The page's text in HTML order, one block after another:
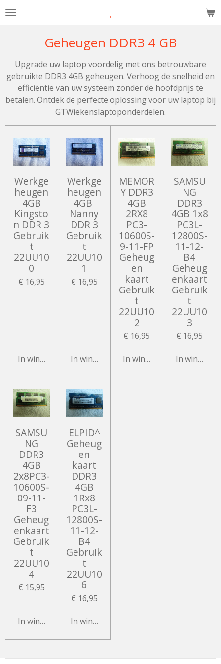
Ga
.
Geheugen DDR3 4 GB
Upgrade uw laptop voordelig met ons betrouwbare
gebruikte DDR3 4GB geheugen. Verhoog de snelheid en
efficiëntie van uw systeem zonder de hoofdprijs te
betalen. Ontdek de perfecte oplossing voor uw laptop bij
GTWiekenslaptoponderdelen.
Werkge
heugen
4GB
Kingsto
n DDR 3
Gebruik
t
22UU10
0
€ 16,95
In winkelwagen
Werkge
heugen
4GB
Nanny
DDR 3
Gebruik
t
22UU10
1
€ 16,95
In winkelwagen
MEMOR
Y DDR3
4GB
2RX8
PC3-
10600S-
9-11-FP
Geheug
en
kaart
Gebruik
t
22UU10
2
€ 16,95
In winkelwagen
SAMSU
NG
DDR3
4GB 1x8
PC3L-
12800S-
11-12-
B4
Geheug
enkaart
Gebruik
t
22UU10
3
€ 16,95
In
SAMSU
NG
DDR3
4GB
2x8PC3-
10600S-
09-11-
F3
Geheug
enkaart
Gebruik
t
22UU10
4
€ 15,95
In winkelwagen
ELPID^
Geheug
en
kaart
DDR3
4GB
1Rx8
PC3L-
12800S-
11-12-
B4
Gebruik
t
22UU10
6
€ 16,95
In winkelwagen